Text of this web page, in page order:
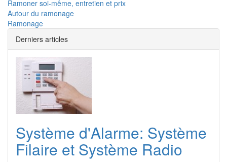
Ramoner soi-même, entretien et prix
Autour du ramonage
Ramonage
Derniers articles
Système d'Alarme: Système
Filaire et Système Radio